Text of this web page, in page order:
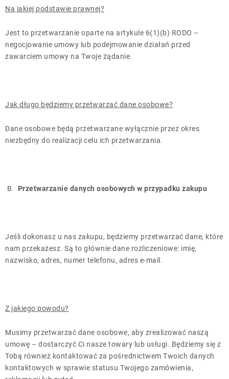
Na jakiej podstawie prawnej?
Jest to przetwarzanie oparte na artykule 6(1)(b) RODO –
negocjowanie umowy lub podejmowanie działań przed
zawarciem umowy na Twoje żądanie.
Jak długo będziemy przetwarzać dane osobowe?
Dane osobowe będą przetwarzane wyłącznie przez okres
niezbędny do realizacji celu ich przetwarzania.
B. Przetwarzanie danych osobowych w przypadku zakupu
Jeśli dokonasz u nas zakupu, będziemy przetwarzać dane, które
nam przekażesz. Są to głównie dane rozliczeniowe: imię,
nazwisko, adres, numer telefonu, adres e-mail.
Z jakiego powodu?
Musimy przetwarzać dane osobowe, aby zrealizować naszą
umowę – dostarczyć Ci nasze towary lub usługi. Będziemy się z
Tobą również kontaktować za pośrednictwem Twoich danych
kontaktowych w sprawie statusu Twojego zamówienia,